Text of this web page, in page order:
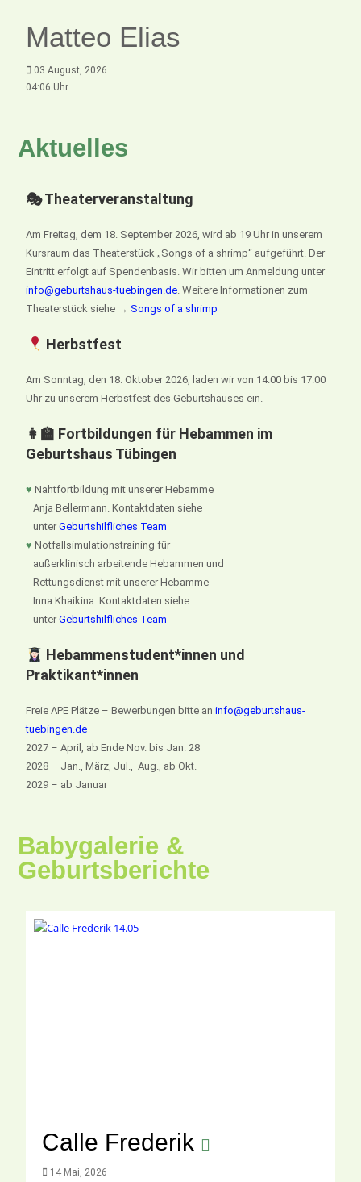
Matteo Elias
03 August, 2026
04:06 Uhr
Aktuelles
🎭 Theaterveranstaltung
Am Freitag, dem 18. September 2026, wird ab 19 Uhr in unserem
Kursraum das Theaterstück „Songs of a shrimp“ aufgeführt. Der
Eintritt erfolgt auf Spendenbasis. Wir bitten um Anmeldung unter
info@geburtshaus-tuebingen.de . Weitere Informationen zum
Theaterstück siehe →Songs of a shrimp
Herbstfest
Am Sonntag, den 18. Oktober 2026, laden wir von 14.00 bis 17.00
Uhr zu unserem Herbstfest des Geburtshauses ein.
👩‍🏫 Fortbildungen für Hebammen im
Geburtshaus Tübingen
♥ Nahtfortbildung mit unserer Hebamme
Anja Bellermann. Kontaktdaten siehe
unterGeburtshilfliches Team
♥ Notfallsimulationstraining für
außerklinisch arbeitende Hebammen und
Rettungsdienst mit unserer Hebamme
Inna Khaikina. Kontaktdaten siehe
unterGeburtshilfliches Team
Hebammenstudent*innen und
Praktikant*innen
Freie APE Plätze – Bewerbungen bitte aninfo@geburtshaus-
tuebingen.de
2027 – April, ab Ende Nov. bis Jan. 28
2028 – Jan., März, Jul., Aug., ab Okt.
2029 – ab Januar
Babygalerie &
Geburtsberichte
Calle Frederik
14 Mai, 2026